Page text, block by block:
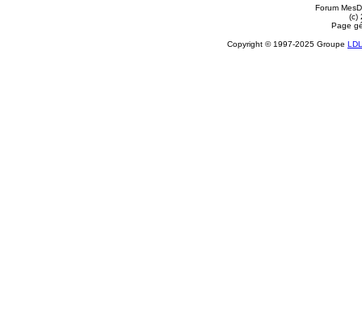
Forum
(c)
Page
Copyright © 1997-2025 Groupe